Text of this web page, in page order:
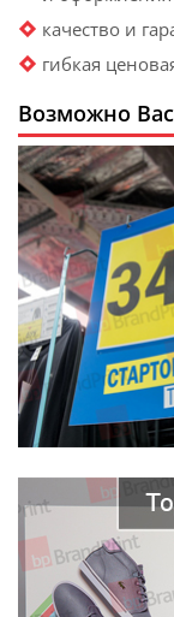
качество и
гибкая
Возможно Вас